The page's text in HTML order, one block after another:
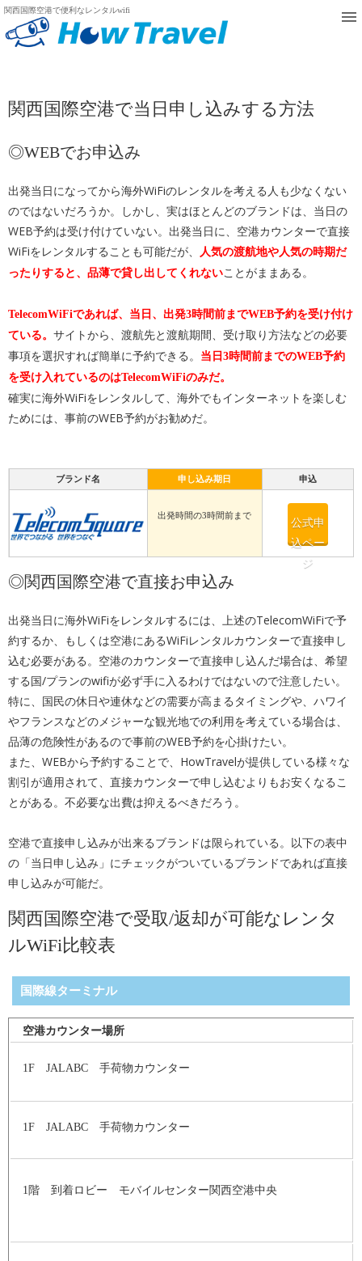
関西国際空港で便利なレンタルwifi
関西国際空港で当日申し込みする方法
◎WEBでお申込み
出発当日になってから海外WiFiのレンタルを考える人も少なくない
のではないだろうか。しかし、実はほとんどのブランドは、当日の
WEB予約は受け付けていない。出発当日に、空港カウンターで直接
WiFiをレンタルすることも可能だが、
人気の渡航地や人気の時期だ
ったりすると、品薄で貸し出してくれないことがままある。
TelecomWiFiであれば、当日、出発3時間前までWEB予約を受け付け
ている。 サイトから、渡航先と渡航期間、受け取り方法などの必要
事項を選択すれば簡単に予約できる。
当日3時間前までのWEB予約
を受け入れているのはTelecomWiFiのみだ。
確実に海外WiFiをレンタルして、海外でもインターネットを楽しむ
ためには、事前のWEB予約がお勧めだ。
ブランド名 申し込み期日 申込
出発時間の3時間前まで
公式申
込ペー
ジ
◎関西国際空港で直接お申込み
出発当日に海外WiFiをレンタルするには、上述のTelecomWiFiで予
約するか、もしくは空港にあるWiFiレンタルカウンターで直接申し
込む必要がある。空港のカウンターで直接申し込んだ場合は、希望
する国/プランのwifiが必ず手に入るわけではないので注意したい。
特に、国民の休日や連休などの需要が高まるタイミングや、ハワイ
やフランスなどのメジャーな観光地での利用を考えている場合は、
品薄の危険性があるので事前のWEB予約を心掛けたい。
また、WEBから予約することで、HowTravelが提供している様々な
割引が適用されて、直接カウンターで申し込むよりもお安くなるこ
とがある。不必要な出費は抑えるべきだろう。
空港で直接申し込みが出来るブランドは限られている。以下の表中
の「当日申し込み」にチェックがついているブランドであれば直接
申し込みが可能だ。
関西国際空港で受取/返却が可能なレンタ
ルWiFi比較表
国際線ターミナル
空港カウンター場所
1F JALABC 手荷物カウンター
1F JALABC 手荷物カウンター
1階 到着ロビー モバイルセンター関西空港中央